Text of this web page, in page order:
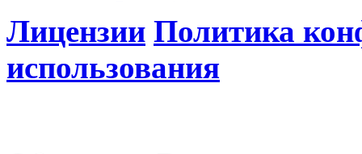
Лицензии Политика
использования